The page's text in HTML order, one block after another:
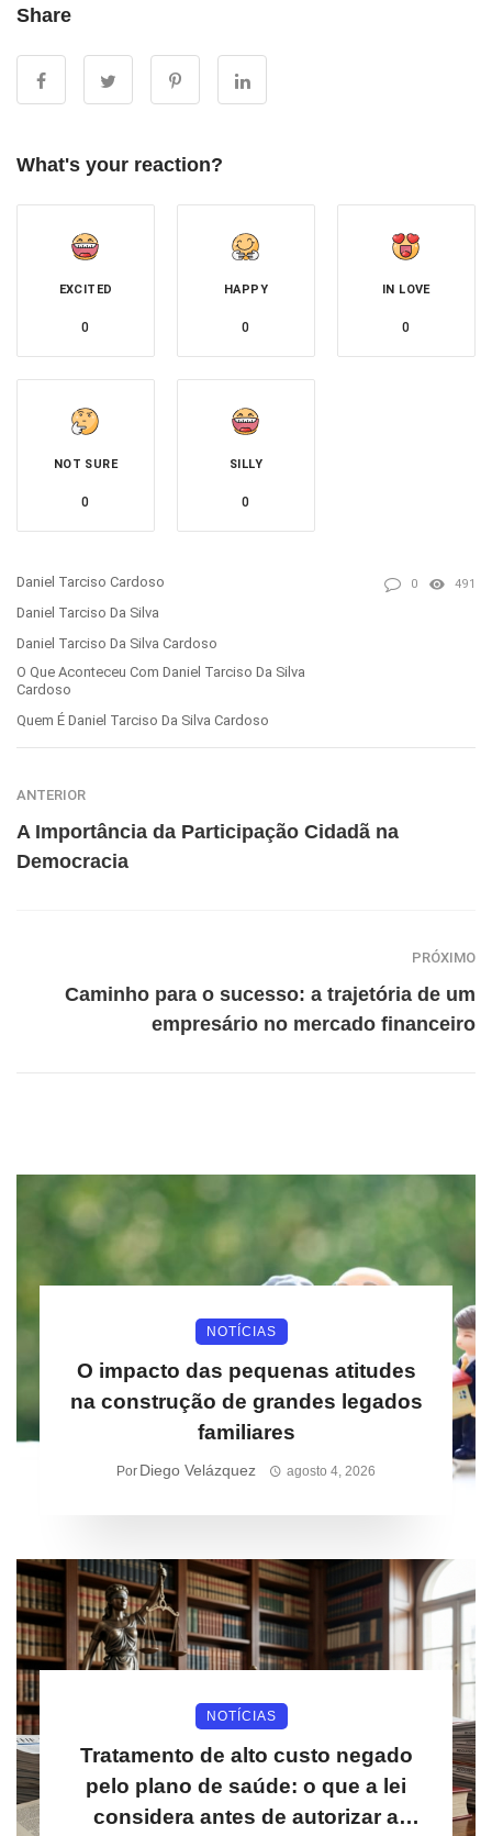
Share
What's your reaction?
EXCITED
0
HAPPY
0
IN LOVE
0
NOT SURE
0
SILLY
0
Daniel Tarciso Cardoso
Daniel Tarciso Da Silva
Daniel Tarciso Da Silva Cardoso
O Que Aconteceu Com Daniel Tarciso Da Silva
Cardoso
Quem É Daniel Tarciso Da Silva Cardoso
0 491
ANTERIOR
A Importância da Participação Cidadã na
Democracia
PRÓXIMO
Caminho para o sucesso: a trajetória de um
empresário no mercado financeiro
NOTÍCIAS
O impacto das pequenas atitudes
na construção de grandes legados
familiares
Por Diego Velázquez agosto 4, 2026
NOTÍCIAS
Tratamento de alto custo negado
pelo plano de saúde: o que a lei
considera antes de autorizar a